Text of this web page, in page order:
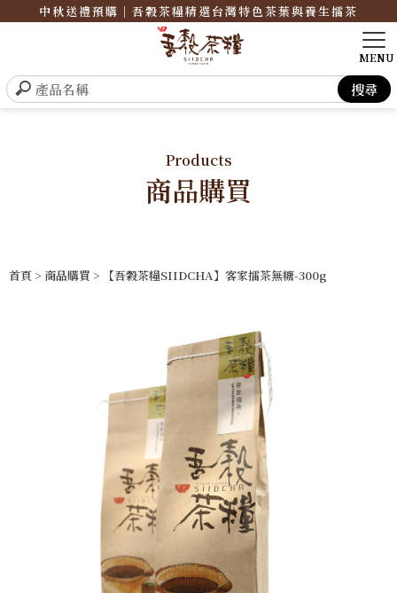
中秋送禮預購｜吾穀茶糧精選台灣特色茶葉與養生擂茶
Products
商品購買
首頁 > 商品購買 > 【吾穀茶糧SIIDCHA】客家擂茶無糖-300g